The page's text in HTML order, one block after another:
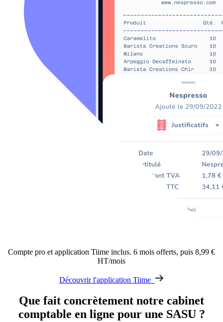
Compte pro et application Tiime inclus. 6 mois offerts, puis 8,99 €
HT/mois
Découvrir l'application Tiime
Que fait concrètement notre cabinet
comptable en ligne pour une SASU ?